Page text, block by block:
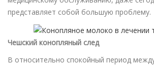
представляет собой большую проблему.
Чешский конопляный след
В относительно спокойный период